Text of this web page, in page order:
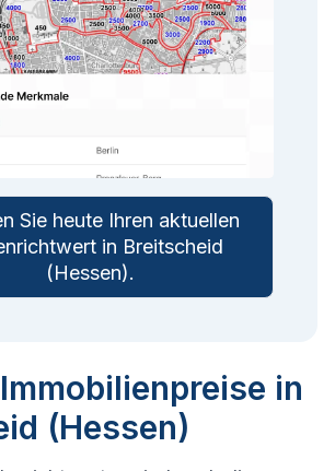
Sie heute Ihren aktuellen
in Breitscheid
(Hessen).
in
(Hessen)